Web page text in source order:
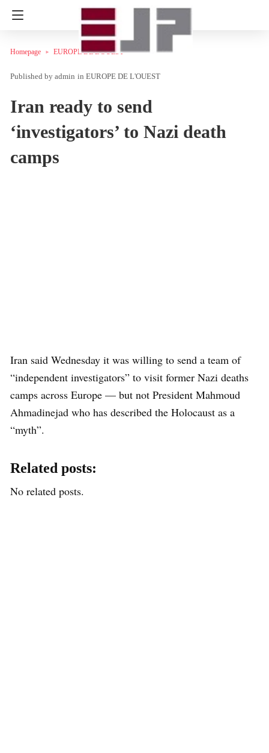
Homepage EUROPE DE L'OUEST
admin in EUROPE DE L'OUEST
Iran ready to send
‘investigators’ to Nazi death
camps
Iran said Wednesday it was willing to send a team of
“independent investigators” to visit former Nazi deaths
camps across Europe — but not President Mahmoud
Ahmadinejad who has described the Holocaust as a
“myth”.
Related posts:
No related posts.